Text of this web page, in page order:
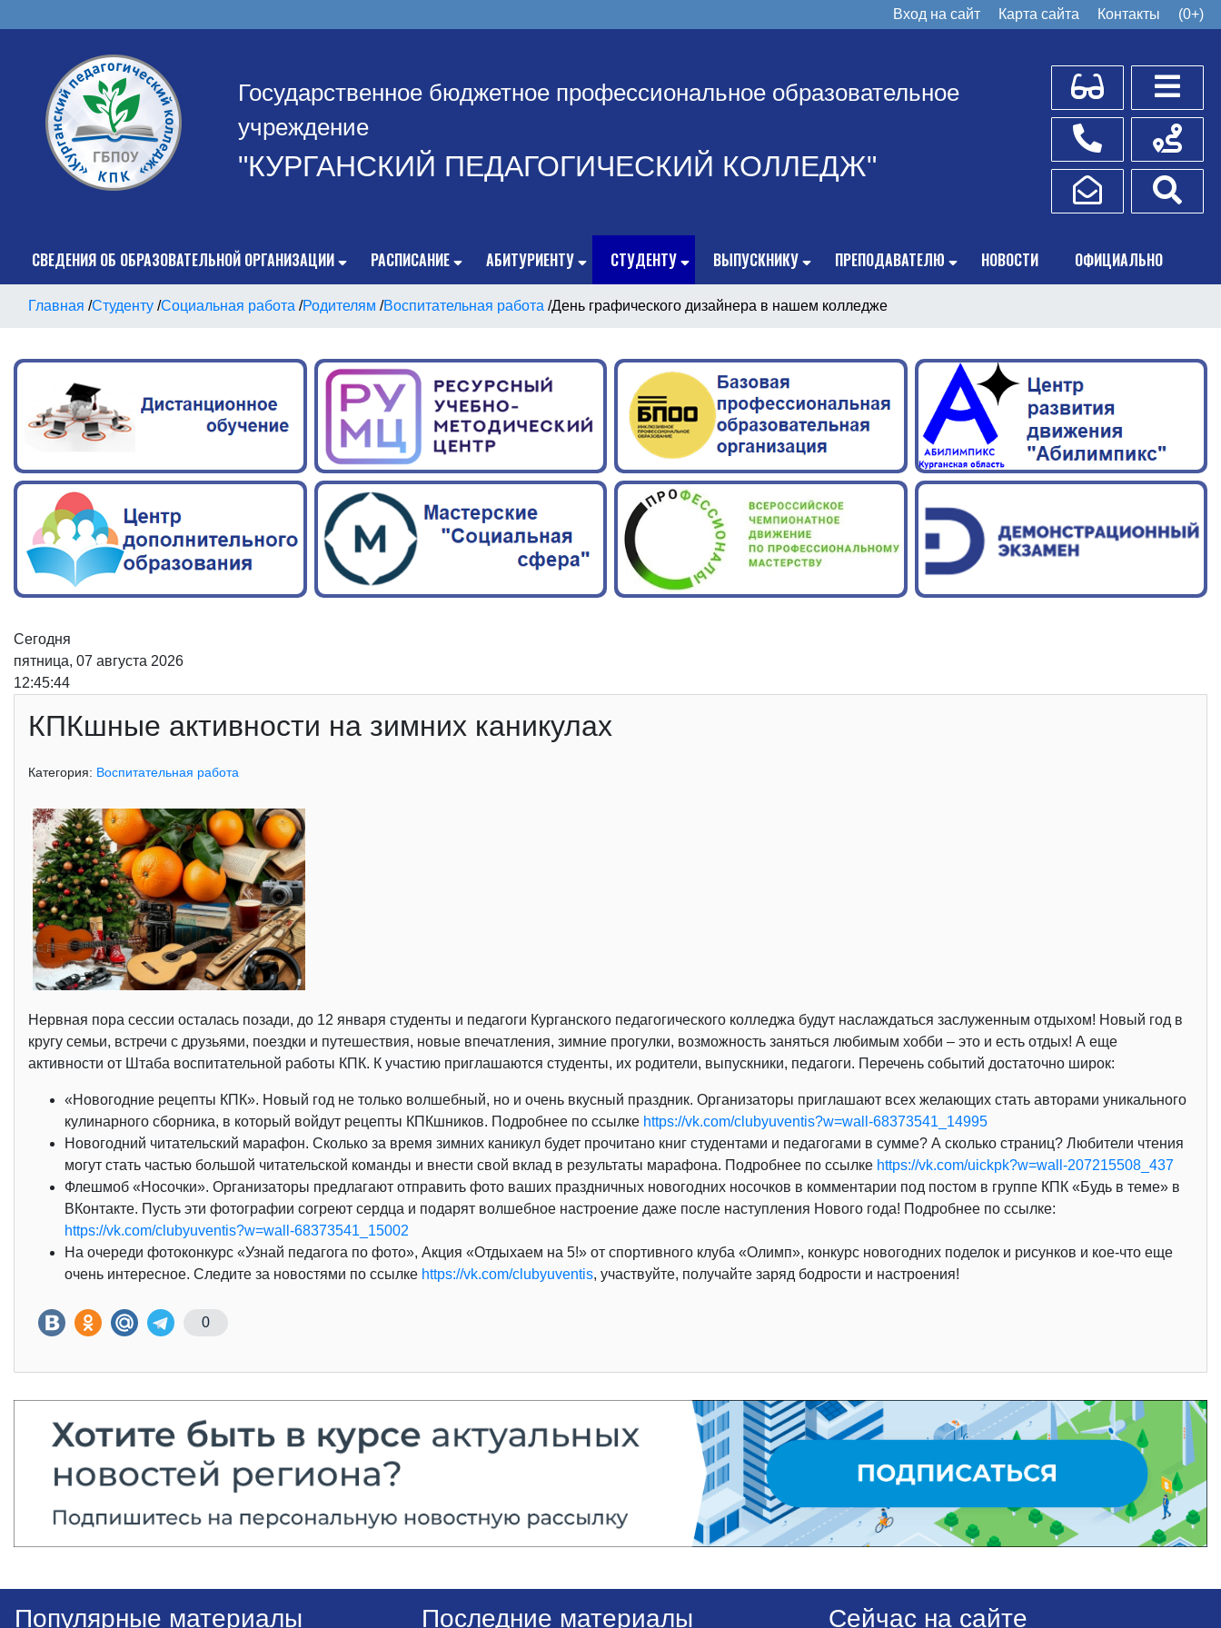
Вход на сайт Карта сайта Контакты (0+)
Государственное бюджетное профессиональное образовательное
учреждение
"КУРГАНСКИЙ ПЕДАГОГИЧЕСКИЙ КОЛЛЕДЖ"
Для слабовидящих
Телефоны
Написать обращение
Схема
СВЕДЕНИЯ ОБ ОБРАЗОВАТЕЛЬНОЙ ОРГАНИЗАЦИИ РАСПИСАНИЕ АБИТУРИЕНТУ СТУДЕНТУ ВЫПУСКНИКУ ПРЕПОДАВАТЕЛЮ НОВОСТИ ОФИЦИАЛЬНО
Главная /Студенту /Социальная работа /Родителям /Воспитательная работа /День графического дизайнера в нашем колледже
Сегодня
пятница, 07 августа 2026
12:45:44
КПКшные активности на зимних каникулах
Категория: Воспитательная работа
Нервная пора сессии осталась позади, до 12 января студенты и педагоги Курганского педагогического колледжа будут наслаждаться заслуженным отдыхом! Новый год в
кругу семьи, встречи с друзьями, поездки и путешествия, новые впечатления, зимние прогулки, возможность заняться любимым хобби – это и есть отдых! А еще
активности от Штаба воспитательной работы КПК. К участию приглашаются студенты, их родители, выпускники, педагоги. Перечень событий достаточно широк:
«Новогодние рецепты КПК». Новый год не только волшебный, но и очень вкусный праздник. Организаторы приглашают всех желающих стать авторами уникального
кулинарного сборника, в который войдут рецепты КПКшников. Подробнее по ссылке https://vk.com/clubyuventis?w=wall-68373541_14995
Новогодний читательский марафон. Сколько за время зимних каникул будет прочитано книг студентами и педагогами в сумме? А сколько страниц? Любители чтения
могут стать частью большой читательской команды и внести свой вклад в результаты марафона. Подробнее по ссылке https://vk.com/uickpk?w=wall-207215508_437
Флешмоб «Носочки». Организаторы предлагают отправить фото ваших праздничных новогодних носочков в комментарии под постом в группе КПК «Будь в теме» в
ВКонтакте. Пусть эти фотографии согреют сердца и подарят волшебное настроение даже после наступления Нового года! Подробнее по ссылке:
https://vk.com/clubyuventis?w=wall-68373541_15002
На очереди фотоконкурс «Узнай педагога по фото», Акция «Отдыхаем на 5!» от спортивного клуба «Олимп», конкурс новогодних поделок и рисунков и кое-что еще
очень интересное. Следите за новостями по ссылке https://vk.com/clubyuventis, участвуйте, получайте заряд бодрости и настроения!
0
Популярные материалы Последние материалы Сейчас на сайте